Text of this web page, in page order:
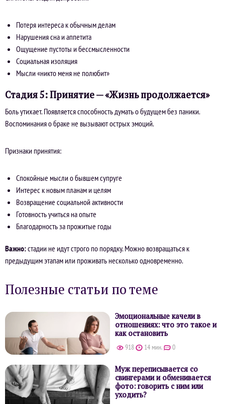
Потеря интереса к обычным делам
Нарушения сна и аппетита
Ощущение пустоты и бессмысленности
Социальная изоляция
Мысли «никто меня не полюбит»
Стадия 5: Принятие — «Жизнь продолжается»
Боль утихает. Появляется способность думать о будущем без паники.
Воспоминания о браке не вызывают острых эмоций.
Признаки принятия:
Спокойные мысли о бывшем супруге
Интерес к новым планам и целям
Возвращение социальной активности
Готовность учиться на опыте
Благодарность за прожитые годы
Важно:стадии не идут строго по порядку. Можно возвращаться к
предыдущим этапам или проживать несколько одновременно.
Полезные статьи по теме
Эмоциональные качели в
отношениях: что это такое и
как остановить
918 14 мин. 0
Муж переписывается со
свингерами и обменивается
фото: говорить с ним или
уходить?